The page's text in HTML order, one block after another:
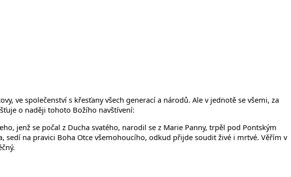
ve společenství s křesťany všech generací a národů. Ale v jednotě se všemi, za
o naději tohoto Božího navštívení:
jenž se počal z Ducha svatého, narodil se z Marie Panny, trpěl pod Pontským
na pravici Boha Otce všemohoucího, odkud přijde soudit živé i mrtvé. Věřím v